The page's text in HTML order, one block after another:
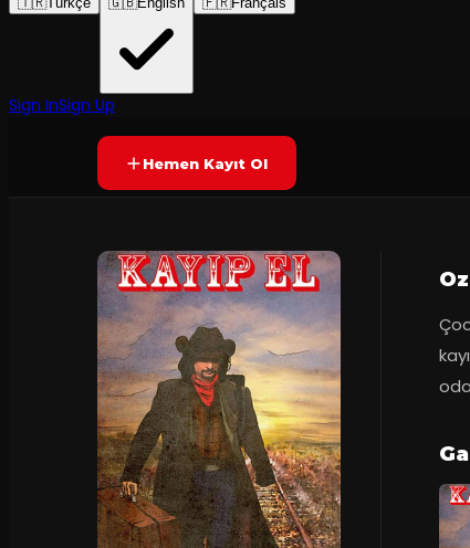
Sign InSign Up
Erzurum Devlet Tiyatrosu
YAKINDA Yetersiz oy
Hemen Kayıt Ol